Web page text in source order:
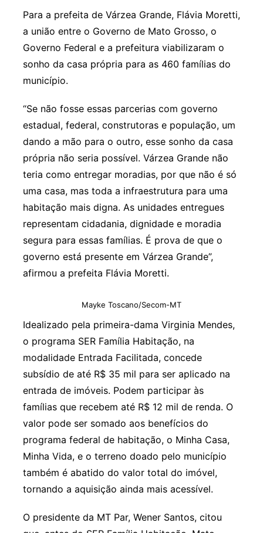
Para a prefeita de Várzea Grande, Flávia Moretti,
a união entre o Governo de Mato Grosso, o
Governo Federal e a prefeitura viabilizaram o
sonho da casa própria para as 460 famílias do
município.
“Se não fosse essas parcerias com governo
estadual, federal, construtoras e população, um
dando a mão para o outro, esse sonho da casa
própria não seria possível. Várzea Grande não
teria como entregar moradias, por que não é só
uma casa, mas toda a infraestrutura para uma
habitação mais digna. As unidades entregues
representam cidadania, dignidade e moradia
segura para essas famílias. É prova de que o
governo está presente em Várzea Grande”,
afirmou a prefeita Flávia Moretti.
Mayke Toscano/Secom-MT
Idealizado pela primeira-dama Virginia Mendes,
o programa SER Família Habitação, na
modalidade Entrada Facilitada, concede
subsídio de até R$ 35 mil para ser aplicado na
entrada de imóveis. Podem participar às
famílias que recebem até R$ 12 mil de renda. O
valor pode ser somado aos benefícios do
programa federal de habitação, o Minha Casa,
Minha Vida, e o terreno doado pelo município
também é abatido do valor total do imóvel,
tornando a aquisição ainda mais acessível.
O presidente da MT Par, Wener Santos, citou